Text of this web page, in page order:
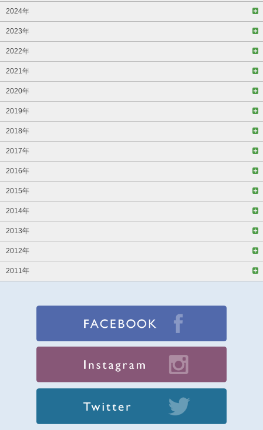
2024年
2023年
2022年
2021年
2020年
2019年
2018年
2017年
2016年
2015年
2014年
2013年
2012年
2011年